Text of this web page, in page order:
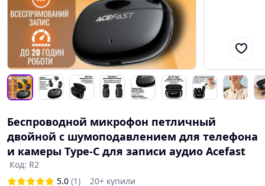
Беспроводной микрофон петличный
двойной с шумоподавлением для телефона
и камеры Type-C для записи аудио Acefast
Код: R2
5.0 (1)
20+ купили